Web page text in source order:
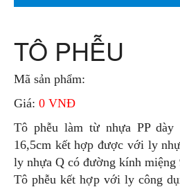
TÔ PHỄU
Mã sản phẩm:
Giá: 0 VNĐ
Tô phễu làm từ nhựa PP dày
16,5cm kết hợp được với ly
ly nhựa Q có đường kính miệng
Tô phễu kết hợp với ly công